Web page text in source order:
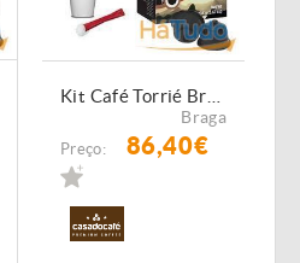
Braga
Preço: 86,40€